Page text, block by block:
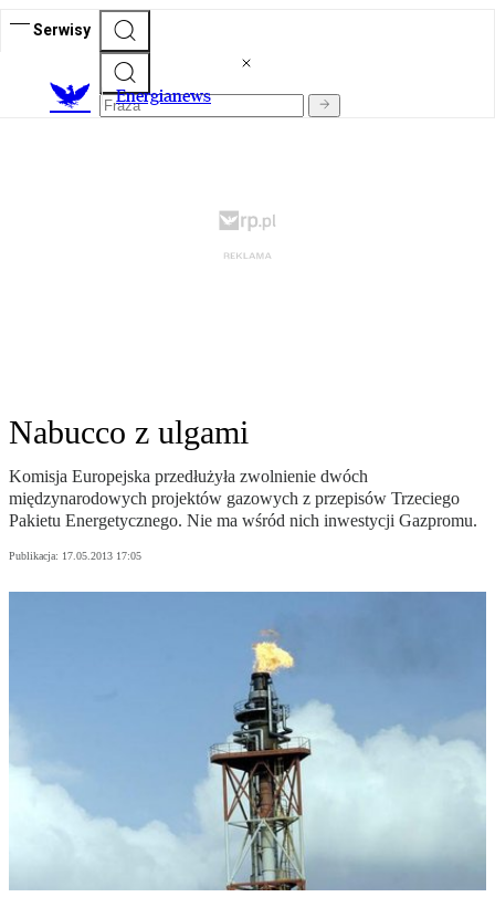
Serwisy
Energianews
Nabucco z ulgami
Komisja Europejska przedłużyła zwolnienie dwóch
międzynarodowych projektów gazowych z przepisów Trzeciego
Pakietu Energetycznego. Nie ma wśród nich inwestycji Gazpromu.
Publikacja: 17.05.2013 17:05